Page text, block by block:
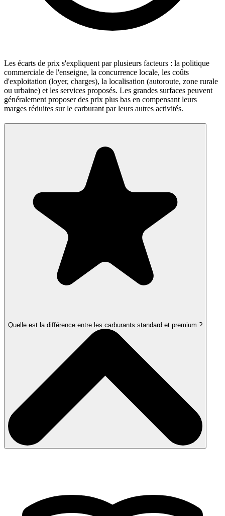
Les écarts de prix s'expliquent par plusieurs facteurs : la politique
commerciale de l'enseigne, la concurrence locale, les coûts
d'exploitation (loyer, charges), la localisation (autoroute, zone rurale
ou urbaine) et les services proposés. Les grandes surfaces peuvent
généralement proposer des prix plus bas en compensant leurs
marges réduites sur le carburant par leurs autres activités.
Quelle est la différence entre les carburants standard et premium ?